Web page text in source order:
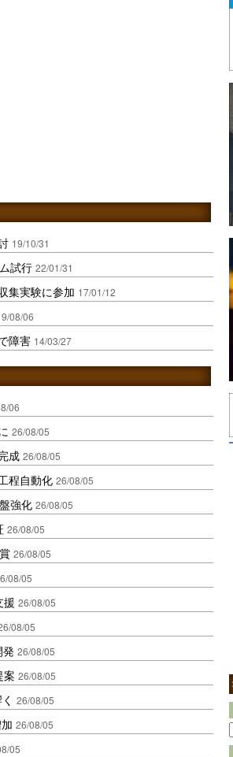
19/10/31
試行 22/01/31
集実験に参加 17/01/12
08/06
障害 14/03/27
06
26/08/05
成 26/08/05
程自動化 26/08/05
強化 26/08/05
26/08/05
26/08/05
08/05
援 26/08/05
08/05
26/08/05
案 26/08/05
26/08/05
26/08/05
05